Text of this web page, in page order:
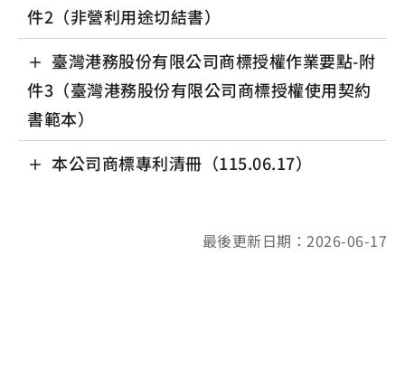
件2（非營利用途切結書）
臺灣港務股份有限公司商標授權作業要點-附
件3（臺灣港務股份有限公司商標授權使用契約
書範本）
本公司商標專利清冊（115.06.17）
最後更新日期：2026-06-17